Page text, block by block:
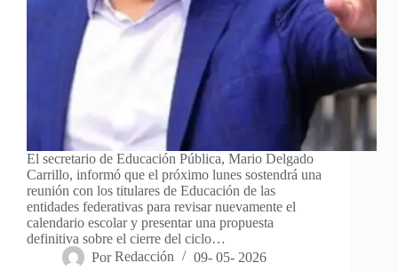
El secretario de Educación Pública, Mario Delgado
Carrillo, informó que el próximo lunes sostendrá una
reunión con los titulares de Educación de las
entidades federativas para revisar nuevamente el
calendario escolar y presentar una propuesta
definitiva sobre el cierre del ciclo…
Por Redacción 09- 05- 2026